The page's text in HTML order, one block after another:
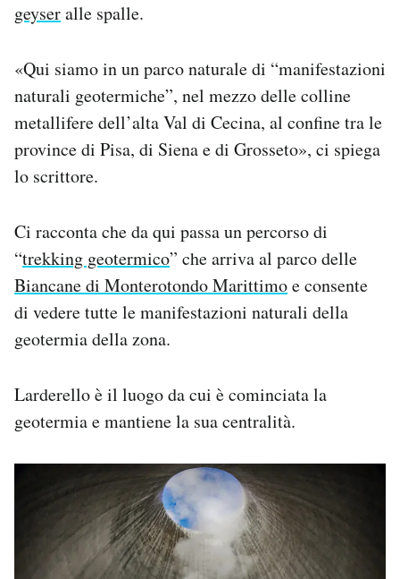
geyseralle spalle.
«Qui siamo in un parco naturale di “manifestazioni
naturali geotermiche”, nel mezzo delle colline
metallifere dell’alta Val di Cecina, al confine tra le
province di Pisa, di Siena e di Grosseto», ci spiega
lo scrittore.
Ci racconta che da qui passa un percorso di
“trekking geotermico” che arriva al parco delle
Biancane di Monterotondo Marittimoe consente
di vedere tutte le manifestazioni naturali della
geotermia della zona.
Larderello è il luogo da cui è cominciata la
geotermia e mantiene la sua centralità.